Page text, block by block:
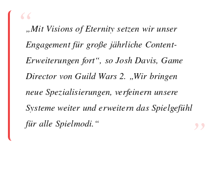
“
”
„Mit Visions of Eternity setzen wir unser
Engagement für große jährliche Content-
Erweiterungen fort“, so Josh Davis, Game
Director von Guild Wars 2. „Wir bringen
neue Spezialisierungen, verfeinern unsere
Systeme weiter und erweitern das Spielgefühl
für alle Spielmodi.“